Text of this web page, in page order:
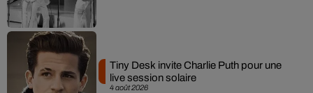
4 août 2026
Tiny Desk invite Charlie Puth pour une
live session solaire